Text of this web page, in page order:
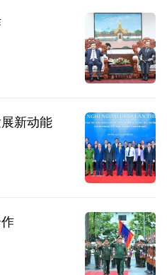
新动能